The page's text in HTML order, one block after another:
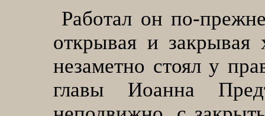
Работал он по-
открывая и
незаметно стоял у
главы Иоанна